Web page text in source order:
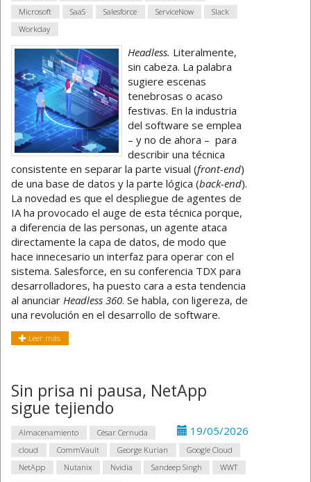
Microsoft
SaaS Salesforce ServiceNow
Slack
Workday
Headless. Literalmente,
sin cabeza. La palabra
sugiere escenas
tenebrosas o acaso
festivas. En la industria
del software se emplea
– y no de ahora – para
describir una técnica
consistente en separar la parte visual (front-end)
de una base de datos y la parte lógica (back-end).
La novedad es que el despliegue de agentes de
IA ha provocado el auge de esta técnica porque,
a diferencia de las personas, un agente ataca
directamente la capa de datos, de modo que
hace innecesario un interfaz para operar con el
sistema. Salesforce, en su conferencia TDX para
desarrolladores, ha puesto cara a esta tendencia
al anunciar Headless 360. Se habla, con ligereza, de
una revolución en el desarrollo de software.
Leer más
Sin prisa ni pausa, NetApp
sigue tejiendo
19/05/2026
Almacenamiento
César Cernuda
cloud
CommVault George Kurian
Google Cloud
NetApp
Nutanix Nvidia Sandeep Singh WWT